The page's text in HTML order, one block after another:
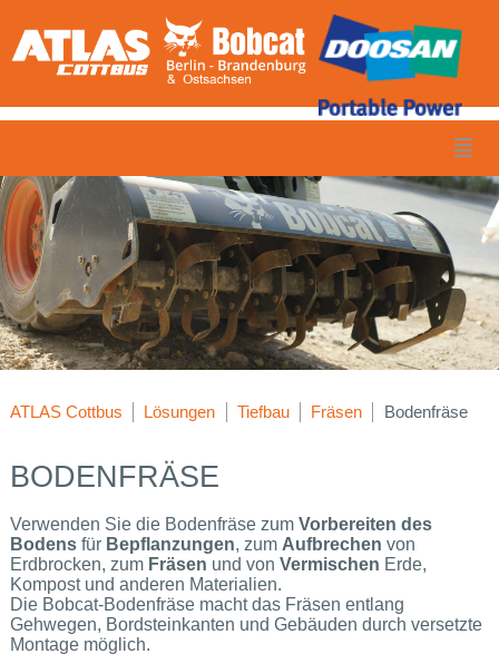
ATLAS Cottbus Lösungen Tiefbau Fräsen Bodenfräse
BODENFRÄSE
Verwenden Sie die Bodenfräse zum Vorbereiten des
Bodensfür Bepflanzungen, zum Aufbrechen von
Erdbrocken, zum Fräsen und von Vermischen Erde,
Kompost und anderen Materialien.
Die Bobcat-Bodenfräse macht das Fräsen entlang
Gehwegen, Bordsteinkanten und Gebäuden durch versetzte
Montage möglich.